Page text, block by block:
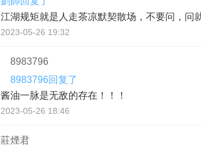
江湖规矩就是人走茶凉默契散场，不要问，问
2023-05-26 19:32
8983796
8983796回复了
酱油一脉是无敌的存在！！！
2023-05-26 18:46
莊煙君